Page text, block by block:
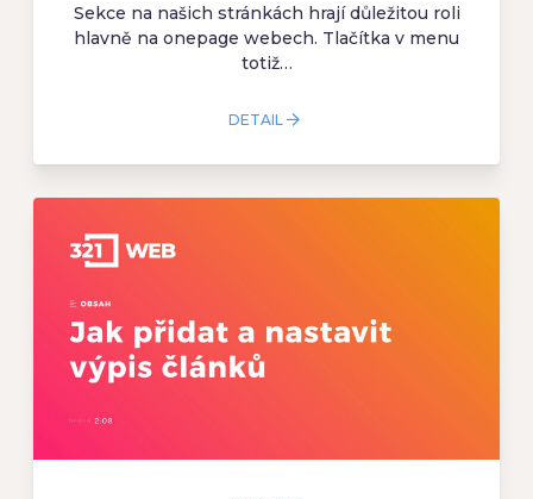
Sekce na našich stránkách hrají důležitou roli
hlavně na onepage webech. Tlačítka v menu
totiž…
DETAIL